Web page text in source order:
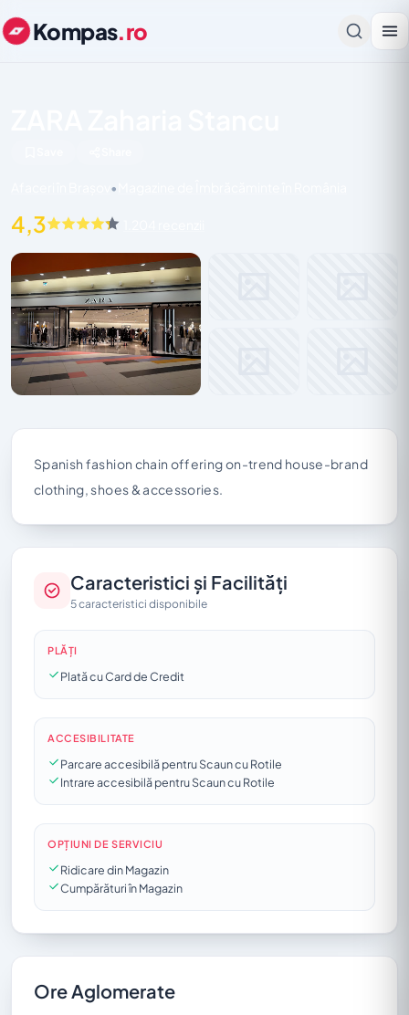
Kompas.ro
•
4,3
Spanish fashion chain offering on-trend house-brand
clothing, shoes & accessories.
Caracteristici și Facilități
5 caracteristici disponibile
PLĂȚI
Plată cu Card de Credit
ACCESIBILITATE
Parcare accesibilă pentru Scaun cu Rotile
Intrare accesibilă pentru Scaun cu Rotile
OPȚIUNI DE SERVICIU
Ridicare din Magazin
Cumpărături în Magazin
Ore Aglomerate